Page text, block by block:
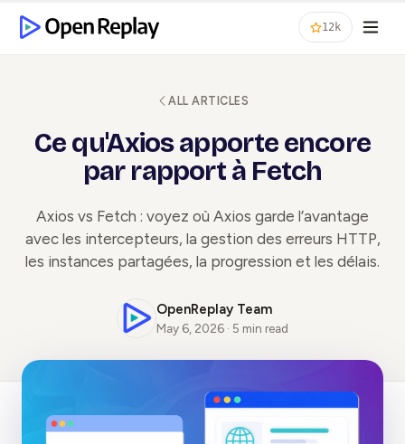
12k
ALL ARTICLES
Ce qu'Axios apporte encore
par rapport à Fetch
Axios vs Fetch : voyez où Axios garde l’avantage
avec les intercepteurs, la gestion des erreurs HTTP,
les instances partagées, la progression et les délais.
OpenReplay Team
May 6, 2026 · 5 min read